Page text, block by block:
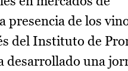
presencia de los
del Instituto de
desarrollado una